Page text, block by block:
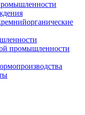
промышленности